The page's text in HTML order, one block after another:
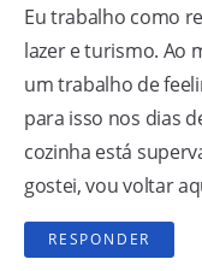
Eu trabalho como
lazer e turismo. Ao
um trabalho de
para isso nos dias
cozinha está
gostei, vou voltar
RESPONDER